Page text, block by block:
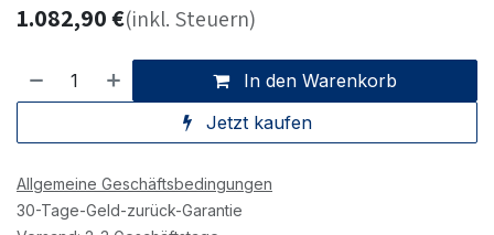
1.082,90€(inkl. Steuern)
In den Warenkorb
Jetzt kaufen
Allgemeine Geschäftsbedingungen
30-Tage-Geld-zurück-Garantie